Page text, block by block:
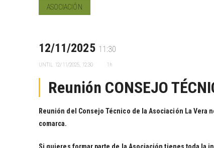
ASOCIACIÓN
12/11/2025 11:30
UNTIL 12/11/2025, 12:30 1h
Reunión CONSEJO
Reunión del Consejo Técnico de la Asociación La
comarca.